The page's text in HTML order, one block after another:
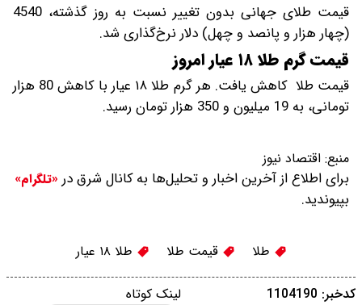
قیمت طلای جهانی بدون تغییر نسبت به روز گذشته، 4540
(چهار هزار و پانصد و چهل) دلار نرخ‌گذاری شد.
قیمت گرم طلا ۱۸ عیار امروز
قیمت طلا کاهش یافت. هر گرم طلا ۱۸ عیار با کاهش 80 هزار
تومانی، به 19 میلیون و 350 هزار تومان رسید.
منبع: اقتصاد نیوز
برای اطلاع از آخرین اخبار و تحلیل‌ها به کانال شرق در «تلگرام»
بپیوندید.
طلا قیمت طلا طلا ۱۸ عیار
لینک کوتاه کدخبر: 1104190